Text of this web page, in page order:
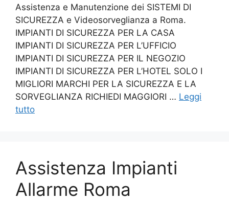
Assistenza e Manutenzione dei SISTEMI DI
SICUREZZA e Videosorveglianza a Roma.
IMPIANTI DI SICUREZZA PER LA CASA
IMPIANTI DI SICUREZZA PER L’UFFICIO
IMPIANTI DI SICUREZZA PER IL NEGOZIO
IMPIANTI DI SICUREZZA PER L’HOTEL SOLO I
MIGLIORI MARCHI PER LA SICUREZZA E LA
SORVEGLIANZA RICHIEDI MAGGIORI … Leggi
tutto
Assistenza Impianti
Allarme Roma